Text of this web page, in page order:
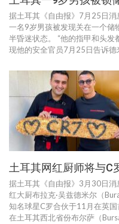
据土耳其《自由报》7月25日
一名9岁男孩被发现关在一个储
半昏迷状态。 “他的指甲和头
现他的安全官员7月25日告诉德
土耳其网红厨师将与C
据土耳其《自由报》3月30日
红大厨布拉克·吴兹德米尔（
知名球星C罗合伙于11月在英
在土耳其西北省份布尔萨（